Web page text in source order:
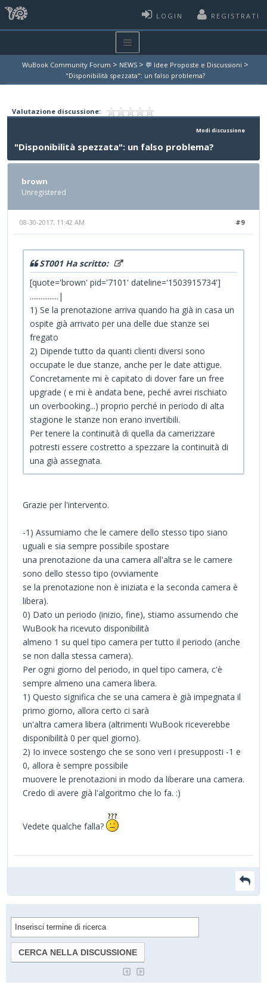
LOGIN REGISTRATI
WuBook Community Forum > NEWS > 💬 Idee Proposte e Discussioni >
"Disponibilità spezzata": un falso problema?
Valutazione discussione:
Modi discussione
"Disponibilità spezzata": un falso problema?
brown
Unregistered
#9
08-30-2017, 11:42 AM
ST001 Ha scritto:
[quote='brown' pid='7101' dateline='1503915734']
................|
1) Se la prenotazione arriva quando ha già in casa un
ospite già arrivato per una delle due stanze sei
fregato
2) Dipende tutto da quanti clienti diversi sono
occupate le due stanze, anche per le date attigue.
Concretamente mi è capitato di dover fare un free
upgrade ( e mi è andata bene, peché avrei rischiato
un overbooking...) proprio perché in periodo di alta
stagione le stanze non erano invertibili.
Per tenere la continuità di quella da camerizzare
potresti essere costretto a spezzare la continuità di
una già assegnata.
Grazie per l'intervento.
-1) Assumiamo che le camere dello stesso tipo siano
uguali e sia sempre possibile spostare
una prenotazione da una camera all'altra se le camere
sono dello stesso tipo (ovviamente
se la prenotazione non è iniziata e la seconda camera è
libera).
0) Dato un periodo (inizio, fine), stiamo assumendo che
WuBook ha ricevuto disponibilità
almeno 1 su quel tipo camera per tutto il periodo (anche
se non dalla stessa camera).
Per ogni giorno del periodo, in quel tipo camera, c'è
sempre almeno una camera libera.
1) Questo significa che se una camera è già impegnata il
primo giorno, allora certo ci sarà
un'altra camera libera (altrimenti WuBook riceverebbe
disponibilità 0 per quel giorno).
2) Io invece sostengo che se sono veri i presupposti -1 e
0, allora è sempre possibile
muovere le prenotazioni in modo da liberare una camera.
Credo di avere già l'algoritmo che lo fa. :)
Vedete qualche falla?